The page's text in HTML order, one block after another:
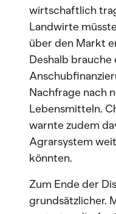
wirtschaftlich
Landwirte
über den Markt
Deshalb brauche
Nachfrage nach
Lebensmitteln.
warnte zudem
Agrarsystem
könnten.
Zum Ende der
grundsätzlicher.